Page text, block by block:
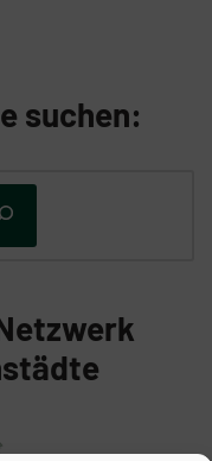
suchen: